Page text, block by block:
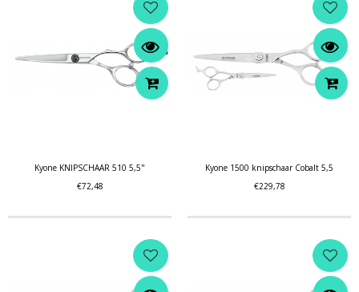
Kyone KNIPSCHAAR 510 5,5"
€72,48
Kyone 1500 knipschaar Cobalt 5,5
€229,78